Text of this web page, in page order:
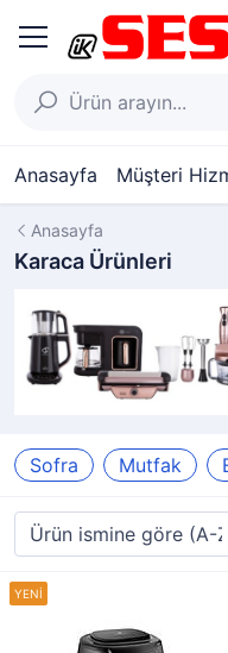
Anasayfa Müşteri
Anasayfa
Karaca Ürünleri
Sofra Mutfak